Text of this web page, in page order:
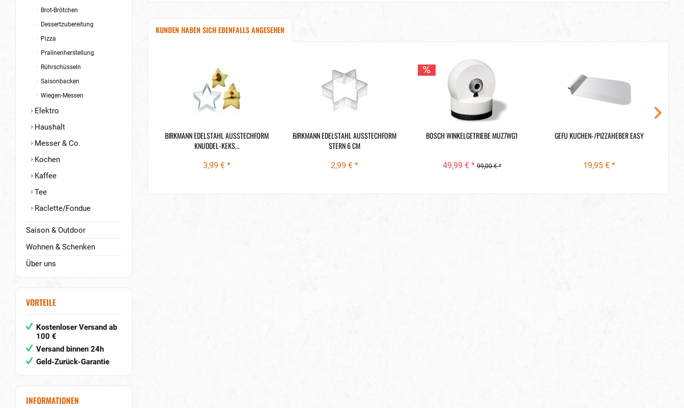
Brot-Brötchen
Dessertzubereitung
Pizza
Pralinenherstellung
Rührschüsseln
Saisonbacken
Wiegen-Messen
Elektro
Haushalt
Messer & Co.
Kochen
Kaffee
Tee
Raclette/Fondue
Saison & Outdoor
Wohnen & Schenken
Über uns
VORTEILE
Kostenloser Versand ab
100 €
Versand binnen 24h
Geld-Zurück-Garantie
INFORMATIONEN
KUNDEN HABEN SICH EBENFALLS ANGESEHEN
BIRKMANN EDELSTAHL AUSSTECHFORM
KNUDDEL-KEKS...
3,99 € *
BIRKMANN EDELSTAHL AUSSTECHFORM
STERN 6 CM
2,99 € *
BOSCH WINKELGETRIEBE MUZ7WG1
49,99 € * 99,00 € *
GEFU KUCHEN-/PIZZAHEBER EASY
19,95 € *